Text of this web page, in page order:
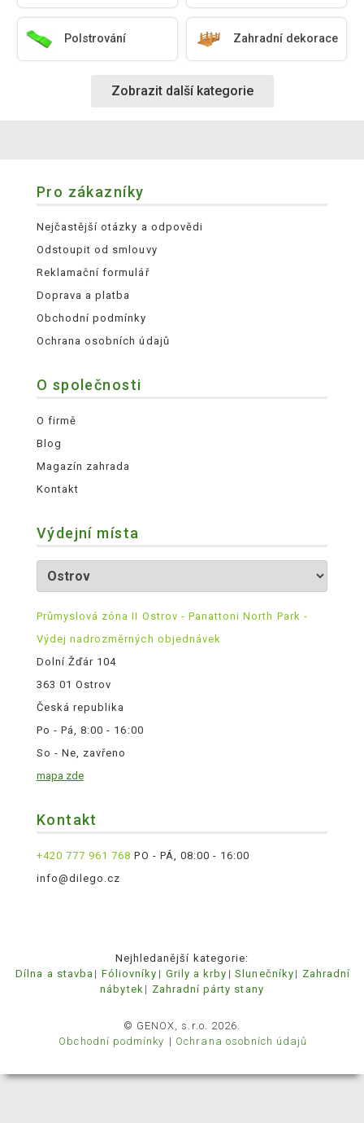
Polstrování Zahradní dekorace
Zobrazit další kategorie
Pro zákazníky
Nejčastější otázky a odpovědi
Odstoupit od smlouvy
Reklamační formulář
Doprava a platba
Obchodní podmínky
Ochrana osobních údajů
O společnosti
O firmě
Blog
Magazín zahrada
Kontakt
Výdejní místa
Průmyslová zóna II Ostrov - Panattoni North Park -
Výdej nadrozměrných objednávek
Dolní Žďár 104
363 01 Ostrov
Česká republika
Po - Pá, 8:00 - 16:00
So - Ne, zavřeno
mapa zde
Kontakt
+420 777 961 768 PO - PÁ, 08:00 - 16:00
info@dilego.cz
Nejhledanější kategorie:
Dílna a stavba
Fóliovníky Grily a krby Slunečníky
Zahradní
nábytek
Zahradní párty stany
© GENOX, s.r.o. 2026.
Obchodní podmínky
Ochrana osobních údajů